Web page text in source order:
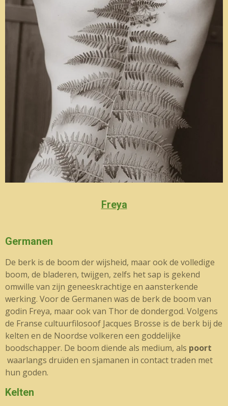
Freya
Germanen
De berk is de boom der wijsheid, maar ook de volledige
boom, de bladeren, twijgen, zelfs het sap is gekend
omwille van zijn geneeskrachtige en aansterkende
werking. Voor de Germanen was de berk de boom van
godin Freya, maar ook van Thor de dondergod. Volgens
de Franse cultuurfilosoof Jacques Brosse is de berk bij de
kelten en de Noordse volkeren een goddelijke
boodschapper. De boom diende als medium, als poort
waarlangs druïden en sjamanen in contact traden met
hun goden.
Kelten